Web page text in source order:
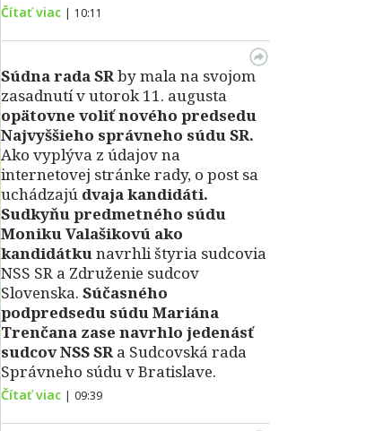
Čítať viac | 10:11
Súdna rada SRby mala na svojom
zasadnutí v utorok 11. augusta
opätovne voliť nového predsedu
Najvyššieho správneho súdu SR.
Ako vyplýva z údajov na
internetovej stránke rady, o post sa
uchádzajú dvaja kandidáti.
Sudkyňu predmetného súdu
Moniku Valašikovú ako
kandidátkunavrhli štyria sudcovia
NSS SR a Združenie sudcov
Slovenska. Súčasného
podpredsedu súdu Mariána
Trenčana zase navrhlo jedenásť
sudcov NSS SR a Sudcovská rada
Správneho súdu v Bratislave.
Čítať viac | 09:39